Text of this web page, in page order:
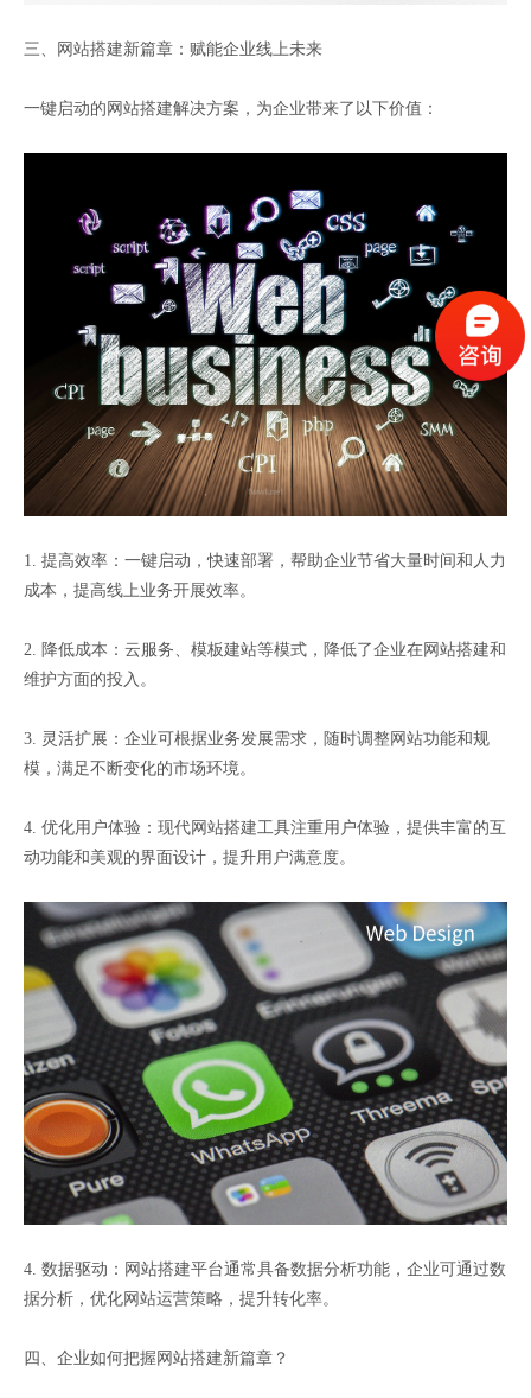
三、网站搭建新篇章：赋能企业线上未来
一键启动的网站搭建解决方案，为企业带来了以下价值：
1. 提高效率：一键启动，快速部署，帮助企业节省大量时间和人力
成本，提高线上业务开展效率。
2. 降低成本：云服务、模板建站等模式，降低了企业在网站搭建和
维护方面的投入。
3. 灵活扩展：企业可根据业务发展需求，随时调整网站功能和规
模，满足不断变化的市场环境。
4. 优化用户体验：现代网站搭建工具注重用户体验，提供丰富的互
动功能和美观的界面设计，提升用户满意度。
4. 数据驱动：网站搭建平台通常具备数据分析功能，企业可通过数
据分析，优化网站运营策略，提升转化率。
四、企业如何把握网站搭建新篇章？